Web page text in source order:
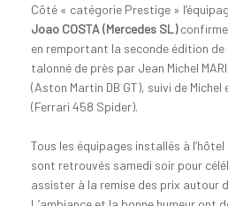
Côté « catégorie Prestige »
Joao COSTA (Mercedes SL)confirme
en remportant la seconde édition de
talonné de près par Jean Michel
(Aston Martin DB GT), suivi de Michel
(Ferrari 458 Spider).
Tous les équipages installés à
sont retrouvés samedi soir pour
assister à la remise des prix autour